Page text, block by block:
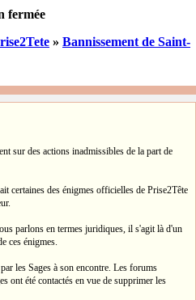
fermée
» Bannissement de Saint-
sur des actions inadmissibles de la part de
certaines des énigmes officielles de Prise2Tête
parlons en termes juridiques, il s'agit là d'un
ces énigmes.
les Sages à son encontre. Les forums
ont été contactés en vue de supprimer les